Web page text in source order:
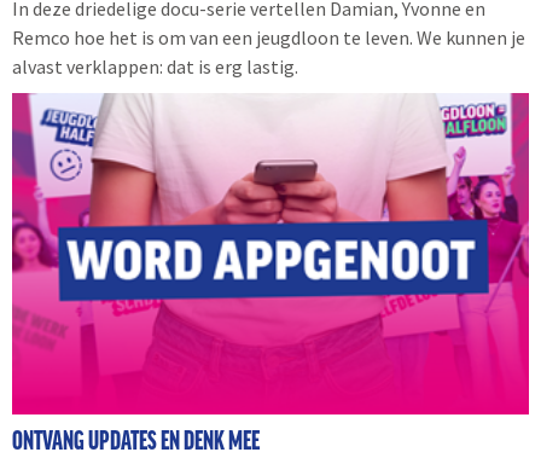
In deze driedelige docu-serie vertellen Damian, Yvonne en
Remco hoe het is om van een jeugdloon te leven. We kunnen je
alvast verklappen: dat is erg lastig.
ONTVANG UPDATES EN DENK MEE